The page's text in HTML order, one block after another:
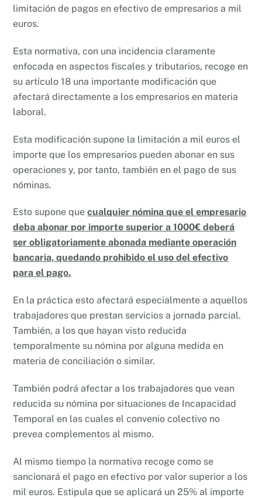
limitación de pagos en efectivo de empresarios a mil
euros.
Esta normativa, con una incidencia claramente
enfocada en aspectos fiscales y tributarios, recoge en
su artículo 18 una importante modificación que
afectará directamente a los empresarios en materia
laboral.
Esta modificación supone la limitación a mil euros el
importe que los empresarios pueden abonar en sus
operaciones y, por tanto, también en el pago de sus
nóminas.
Esto supone quecualquier nómina que el empresario
deba abonar por importe superior a 1000€ deberá
ser obligatoriamente abonada mediante operación
bancaria, quedando prohibido el uso del efectivo
para el pago.
En la práctica esto afectará especialmente a aquellos
trabajadores que prestan servicios a jornada parcial.
También, a los que hayan visto reducida
temporalmente su nómina por alguna medida en
materia de conciliación o similar.
También podrá afectar a los trabajadores que vean
reducida su nómina por situaciones de Incapacidad
Temporal en las cuales el convenio colectivo no
prevea complementos al mismo.
Al mismo tiempo la normativa recoge como se
sancionará el pago en efectivo por valor superior a los
mil euros. Estipula que se aplicará un 25% al importe